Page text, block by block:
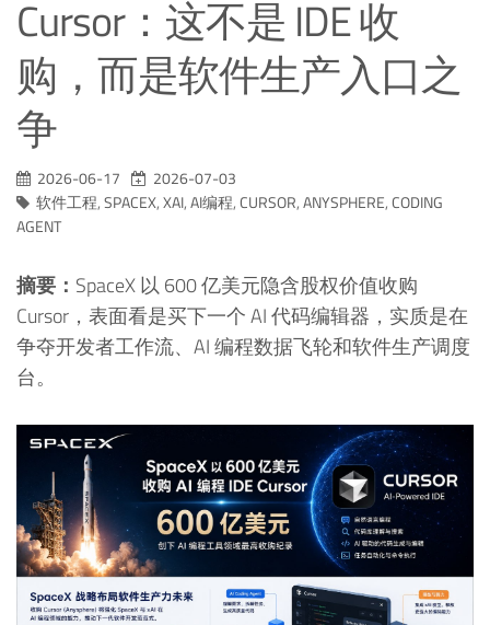
Cursor：这不是 IDE 收
购，而是软件生产入口之
争
2026-06-17
2026-07-03
软件工程,SPACEX,XAI,AI编程,CURSOR,ANYSPHERE,CODING
AGENT
摘要： SpaceX 以 600 亿美元隐含股权价值收购
Cursor，表面看是买下一个 AI 代码编辑器，实质是在
争夺开发者工作流、AI 编程数据飞轮和软件生产调度
台。